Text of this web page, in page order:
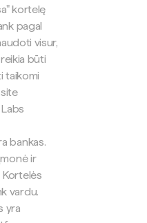
kortelę
pagal
visur,
būti
taikomi
bankas.
ir
vardu.
yra